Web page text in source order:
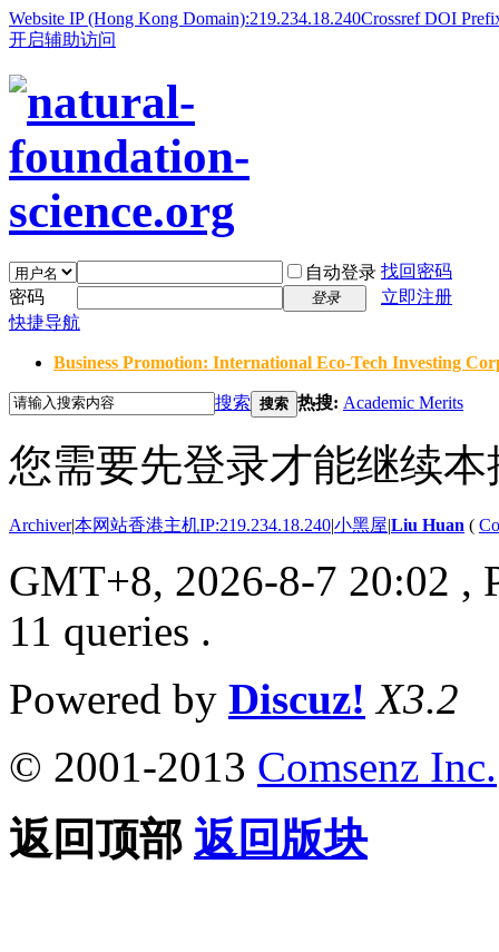
Website IP (Hong Kong Domain):219.234.18.240Crossref DOI
开启辅助访问
自动登录 找回密码
密码
登录
立即注册
快捷导航
Business Promotion: International Eco-Tech Investing
搜索 搜索 热搜: Academic Merits
您需要先登录才能继续本
Archiver|本网站香港主机IP:219.234.18.240|小黑屋|Liu Huan (
GMT+8, 2026-8-7 20:02 ,
11 queries .
Powered by Discuz! X3.2
© 2001-2013 Comsenz Inc.
返回顶部 返回版块